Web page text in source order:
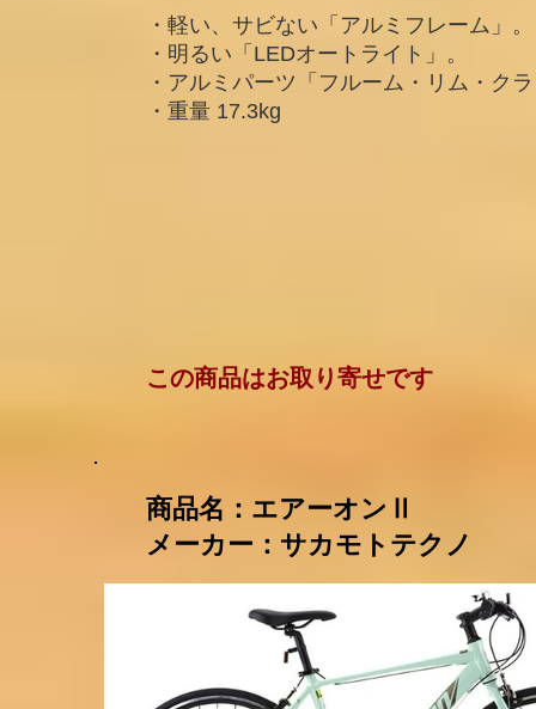
・軽い、サビない「アルミフレーム」。
・明るい「LEDオートライト」。
・アルミパーツ「フルーム・リム・ク
・重量 17.3kg
​この商品はお取り寄せです
​商品名：エアーオンⅡ
メーカー：サカモトテクノ